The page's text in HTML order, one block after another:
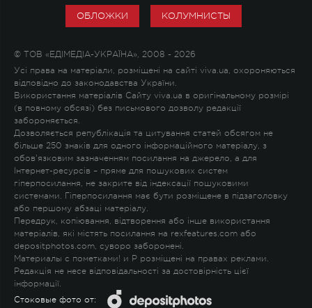
ОБЛОЖКИ КОЛУМНИСТЫ
© ТОВ «ЕДІМЕДІА-УКРАЇНА», 2008 - 2026
Усі права на матеріали, розміщені на сайті viva.ua, охороняються
відповідно до законодавства України.
Використання матеріалів Сайту viva.ua в оригінальному розмірі
(в повному обсязі) без письмового дозволу редакції
забороняється.
Дозволяється републікація та цитування статей обсягом не
більше 250 знаків для одного інформаційного матеріалу, з
обов'язковим зазначенням посилання на джерело, а для
Інтернет-ресурсів – пряме для пошукових систем
гіперпосилання, не закрите від індексації пошуковими
системами. Гіперпосилання має бути розміщене в підзаголовку
або першому абзаці матеріалу.
Передрук, копіювання, відтворення або інше використання
матеріалів, які містять посилання на rexfeatures.com або
depositphotos.com, суворо заборонені.
Материалы с пометками! и P розміщені на правах реклами.
Редакція не несе відповідальності за достовірність цієї
інформації.
Стоковые фото от: